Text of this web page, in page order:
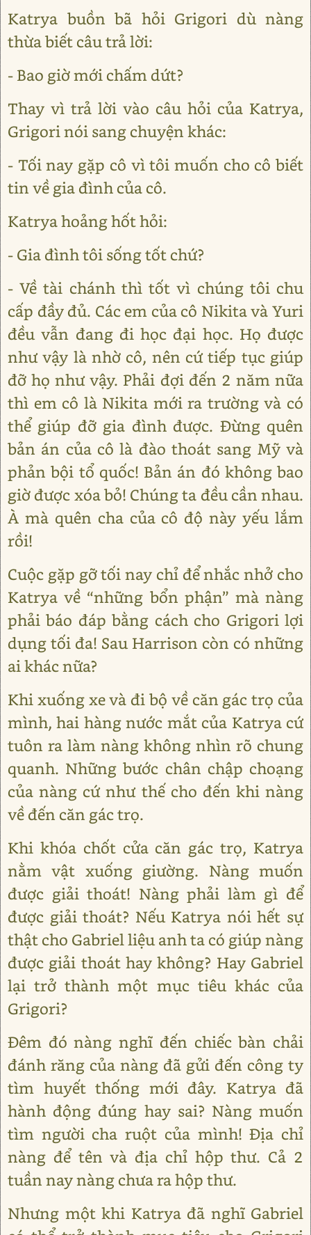
Katrya buồn bã hỏi Grigori dù nàng
thừa biết câu trả lời:
- Bao giờ mới chấm dứt?
Thay vì trả lời vào câu hỏi của Katrya,
Grigori nói sang chuyện khác:
- Tối nay gặp cô vì tôi muốn cho cô biết
tin về gia đình của cô.
Katrya hoảng hốt hỏi:
- Gia đình tôi sống tốt chứ?
- Về tài chánh thì tốt vì chúng tôi chu
cấp đầy đủ. Các em của cô Nikita và Yuri
đều vẫn đang đi học đại học. Họ được
như vậy là nhờ cô, nên cứ tiếp tục giúp
đỡ họ như vậy. Phải đợi đến 2 năm nữa
thì em cô là Nikita mới ra trường và có
thể giúp đỡ gia đình được. Đừng quên
bản án của cô là đào thoát sang Mỹ và
phản bội tổ quốc! Bản án đó không bao
giờ được xóa bỏ! Chúng ta đều cần nhau.
À mà quên cha của cô độ này yếu lắm
rồi!
Cuộc gặp gỡ tối nay chỉ để nhắc nhở cho
Katrya về “những bổn phận” mà nàng
phải báo đáp bằng cách cho Grigori lợi
dụng tối đa! Sau Harrison còn có những
ai khác nữa?
Khi xuống xe và đi bộ về căn gác trọ của
mình, hai hàng nước mắt của Katrya cứ
tuôn ra làm nàng không nhìn rõ chung
quanh. Những bước chân chập choạng
của nàng cứ như thế cho đến khi nàng
về đến căn gác trọ.
Khi khóa chốt cửa căn gác trọ, Katrya
nằm vật xuống giường. Nàng muốn
được giải thoát! Nàng phải làm gì để
được giải thoát? Nếu Katrya nói hết sự
thật cho Gabriel liệu anh ta có giúp nàng
được giải thoát hay không? Hay Gabriel
lại trở thành một mục tiêu khác của
Grigori?
Đêm đó nàng nghĩ đến chiếc bàn chải
đánh răng của nàng đã gửi đến công ty
tìm huyết thống mới đây. Katrya đã
hành động đúng hay sai? Nàng muốn
tìm người cha ruột của mình! Địa chỉ
nàng để tên và địa chỉ hộp thư. Cả 2
tuần nay nàng chưa ra hộp thư.
Nhưng một khi Katrya đã nghĩ Gabriel